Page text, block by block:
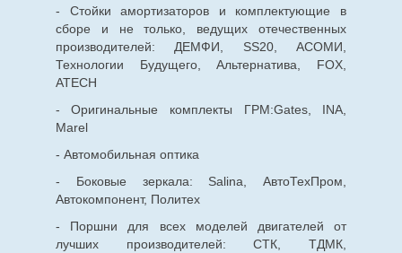
- Стойки амортизаторов и комплектующие в
сборе и не только, ведущих отечественных
производителей: ДЕМФИ, SS20, АСОМИ,
Технологии Будущего, Альтернатива, FOX,
ATECH
- Оригинальные комплекты ГРМ:Gates, INA,
Marel
- Автомобильная оптика
- Боковые зеркала: Salina, АвтоТехПром,
Автокомпонент, Политех
- Поршни для всех моделей двигателей от
лучших производителей: СТК, ТДМК,